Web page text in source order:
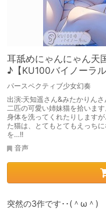
耳舐めにゃんにゃん天
♪【KU100バイノーラル
パースペクティブ少女幻奏
出演:天知遥さん&みたかりん
二匹の可愛い姉妹猫を拾いま
身体を洗ってくれたりします
た猫は、とてもとてもえっち
を…!!
音声
突然の3作です･･(＾ω＾)